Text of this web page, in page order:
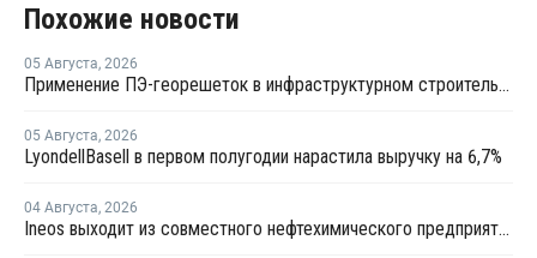
Похожие новости
05 Августа, 2026
Применение ПЭ-георешеток в инфраструктурном строительстве позволяет сократить расход щебня на 30%
05 Августа, 2026
LyondellBasell в первом полугодии нарастила выручку на 6,7%
04 Августа, 2026
Ineos выходит из совместного нефтехимического предприятия с Sinopec